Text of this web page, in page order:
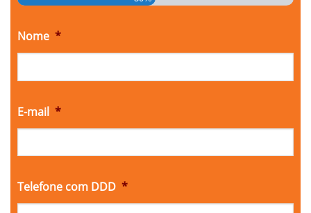
Nome *
E-mail *
Telefone com DDD *